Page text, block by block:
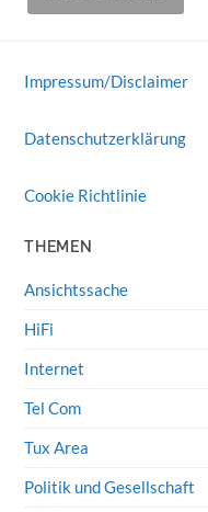
Impressum/Disclaimer
Datenschutzerklärung
Cookie Richtlinie
THEMEN
Ansichtssache
HiFi
Internet
Tel Com
Tux Area
Politik und Gesellschaft